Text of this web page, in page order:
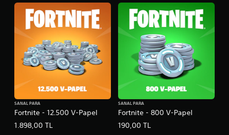
Fortnite - 12.500 V-Papel
SANAL PARA
1.898,00 TL
Fortnite - 800 V-Papel
SANAL PARA
190,00 TL